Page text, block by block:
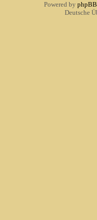
Powered by phpBB
Deutsche